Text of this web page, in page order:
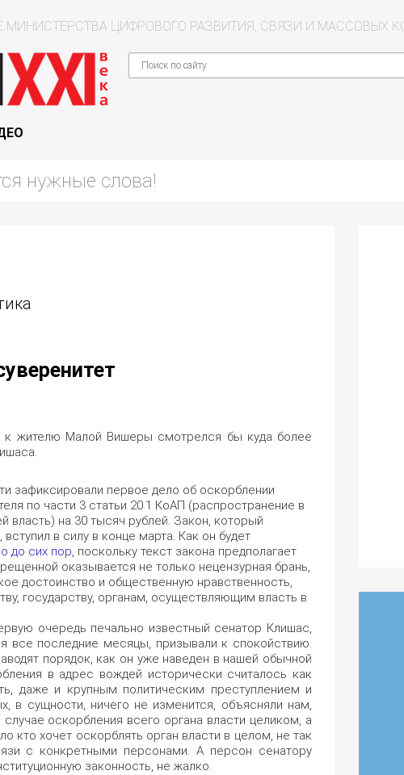
ЦИФРОВОГО РАЗВИТИЯ, СВЯЗИ И МАССОВЫХ
к жителю Малой Вишеры смотрелся бы куда более
зафиксировали первое дело об оскорблении
по части 3 статьи 20.1 КоАП (распространение в
на 30 тысяч рублей. Закон, который
в силу в конце марта. Как он будет
до сих пор, поскольку текст закона предполагает
оказывается не только нецензурная брань,
достоинство и общественную нравственность,
государству, органам, осуществляющим власть в
очередь печально известный сенатор Клишас,
все последние месяцы, призывали к спокойствию.
порядок, как он уже наведен в нашей обычной
в адрес вождей исторически считалось как
даже и крупным политическим преступлением и
в сущности, ничего не изменится, объясняли нам,
оскорбления всего органа власти целиком, а
кто хочет оскорблять орган власти в целом, не так
с конкретными персонами. А персон сенатору
законность, не жалко.